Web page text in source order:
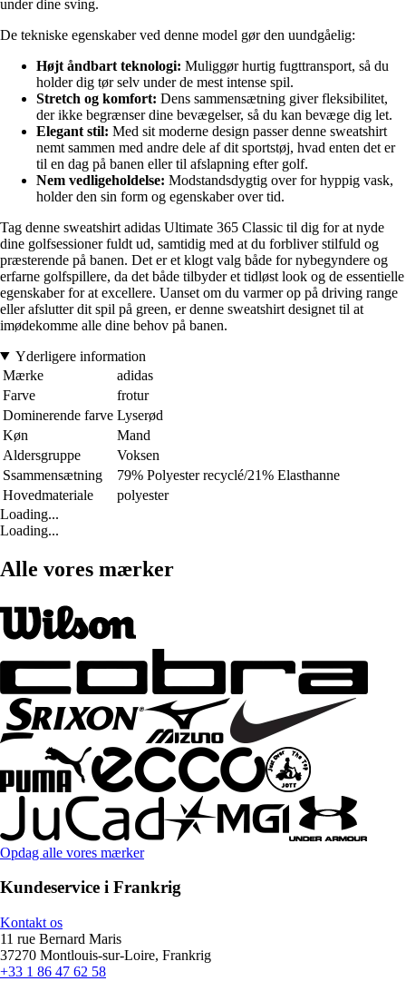
under dine sving.
De tekniske egenskaber ved denne model gør den uundgåelig:
Højt åndbart teknologi: Muliggør hurtig fugttransport, så du
holder dig tør selv under de mest intense spil.
Stretch og komfort: Dens sammensætning giver fleksibilitet,
der ikke begrænser dine bevægelser, så du kan bevæge dig let.
Elegant stil: Med sit moderne design passer denne sweatshirt
nemt sammen med andre dele af dit sportstøj, hvad enten det er
til en dag på banen eller til afslapning efter golf.
Nem vedligeholdelse: Modstandsdygtig over for hyppig vask,
holder den sin form og egenskaber over tid.
Tag denne sweatshirt adidas Ultimate 365 Classic til dig for at nyde
dine golfsessioner fuldt ud, samtidig med at du forbliver stilfuld og
præsterende på banen. Det er et klogt valg både for nybegyndere og
erfarne golfspillere, da det både tilbyder et tidløst look og de essentielle
egenskaber for at excellere. Uanset om du varmer op på driving range
eller afslutter dit spil på green, er denne sweatshirt designet til at
imødekomme alle dine behov på banen.
Yderligere information
Mærke
adidas
Farve
frotur
Dominerende farve Lyserød
Køn
Mand
Aldersgruppe
Voksen
Ssammensætning
79% Polyester recyclé/21% Elasthanne
Hovedmateriale
polyester
Loading...
Loading...
Alle vores mærker
Opdag alle vores mærker
Kundeservice i Frankrig
Kontakt os
11 rue Bernard Maris
37270 Montlouis-sur-Loire, Frankrig
+33 1 86 47 62 58